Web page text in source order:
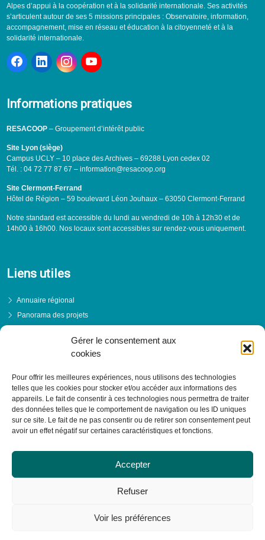
Gérer le consentement aux
cookies
Pour offrir les meilleures expériences, nous utilisons des technologies
telles que les cookies pour stocker et/ou accéder aux informations des
appareils. Le fait de consentir à ces technologies nous permettra de traiter
des données telles que le comportement de navigation ou les ID uniques
sur ce site. Le fait de ne pas consentir ou de retirer son consentement peut
avoir un effet négatif sur certaines caractéristiques et fonctions.
Accepter
Refuser
Voir les préférences
Alpes d’appui à la coopération et à la solidarité internationale. Ses activités
s’articulent autour de ses 5 missions principales : Observatoire, information,
accompagnement, mise en réseau et éducation à la citoyenneté et à la
solidarité internationale.
Informations pratiques
RESACOOP– Groupement d’intérêt public
Site Lyon (siège)
Campus UCLY – 10 place des Archives – 69288 Lyon cedex 02
Tél. : 04 72 77 87 67 – information@resacoop.org
Site Clermont-Ferrand
Hôtel de Région – 59 boulevard Léon Jouhaux – 63050 Clermont-Ferrand
Notre standard est accessible du lundi au vendredi de 10h à 12h30 et de
14h00 à 16h00. Nos locaux sont accessibles sur rendez-vous uniquement.
Liens utiles
Annuaire régional
Panorama des projets